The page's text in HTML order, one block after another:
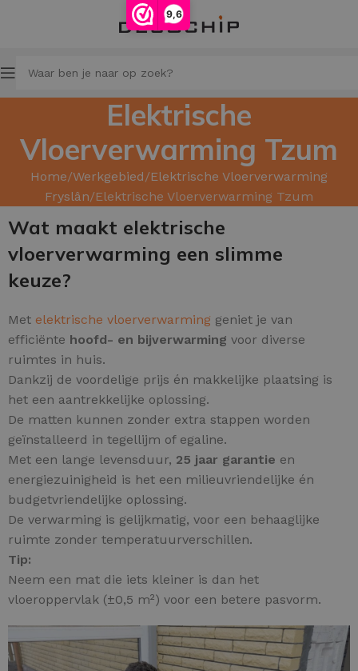
9,6
Elektrische
Vloerverwarming Tzum
Home Werkgebied Elektrische Vloerverwarming
Fryslân Elektrische Vloerverwarming Tzum
Wat maakt elektrische
vloerverwarming een slimme
keuze?
Met elektrische vloerverwarming geniet je van
efficiënte hoofd- en bijverwarming voor diverse
ruimtes in huis.
Dankzij de voordelige prijs én makkelijke plaatsing is
het een aantrekkelijke oplossing.
De matten kunnen zonder extra stappen worden
geïnstalleerd in tegellijm of egaline.
Met een lange levensduur, 25 jaar garantie en
energiezuinigheid is het een milieuvriendelijke én
budgetvriendelijke oplossing.
De verwarming is gelijkmatig, voor een behaaglijke
ruimte zonder temperatuurverschillen.
Tip:
Neem een mat die iets kleiner is dan het
vloeroppervlak (±0,5 m²) voor een betere pasvorm.